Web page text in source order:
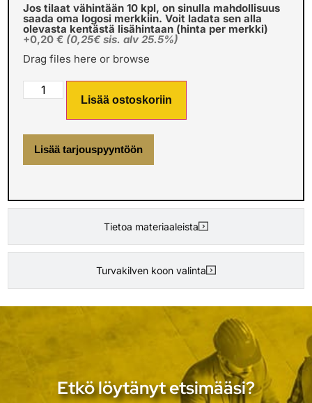
Tietoa materiaaleista
Turvakilven koon valinta
Jos tilaat vähintään 10 kpl, on sinulla mahdollisuus
saada oma logosi merkkiin. Voit ladata sen alla
olevasta kentästä lisähintaan (hinta per merkki)
+0,20 € (0,25€ sis. alv 25.5%)
Drag files here or browse
Lisää ostoskoriin
Lisää tarjouspyyntöön
Etkö löytänyt etsimääsi?